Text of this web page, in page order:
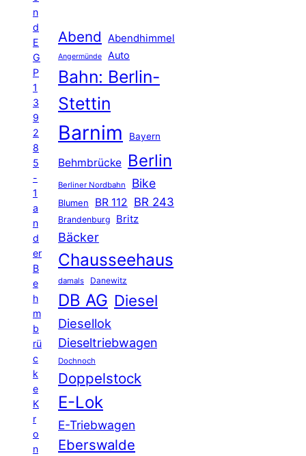
n
d
E
G
P
1
3
9
2
8
5
-
1
a
n
d
er
B
e
h
m
b
rü
c
k
e
K
r
o
n
Abend Abendhimmel
Angermünde Auto
Bahn: Berlin-
Stettin
Barnim Bayern
Behmbrücke Berlin
Berliner Nordbahn Bike
Blumen BR 112 BR 243
Brandenburg Britz
Bäcker
Chausseehaus
damals Danewitz
DB AG Diesel
Diesellok
Dieseltriebwagen
Dochnoch
Doppelstock
E-Lok
E-Triebwagen
Eberswalde